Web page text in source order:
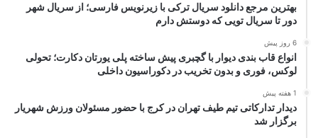
بهترین مرجع دانلود سریال ترکی با زیرنویس فارسی؛ از سریال شهر
دور تا سریال تویی که دوستش دارم
6 روز پیش
انواع قاب بندی دیوار با گچبری پیش ساخته پلی یورتان دکارت؛ تحولی
لوکس، فوری و بدون تخریب در دکوراسیون داخلی
1 هفته پیش
دیدار تدارکاتی تیم طیف تهران در کرج با حضور مسئولان ورزش شهریار
برگزار شد